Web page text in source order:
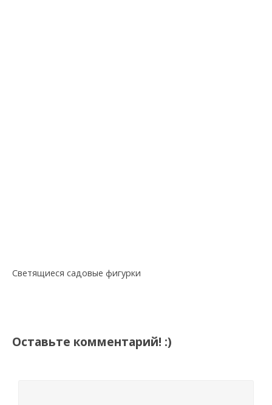
Светящиеся садовые фигурки
Оставьте комментарий! :)